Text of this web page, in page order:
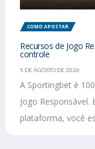
COMO APOSTAR
Recursos de Jogo
controle
5 DE AGOSTO DE 2026
A Sportingbet é
Jogo
plataforma, você